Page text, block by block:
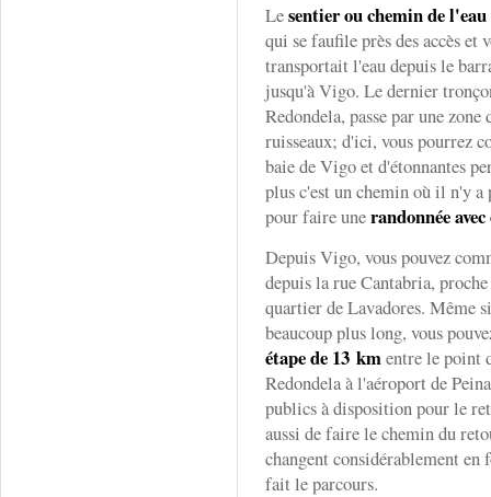
Lesentier ou chemin de l'eau
qui se faufile près des accès et
transportait l'eau depuis le
jusqu'à Vigo. Le dernier
Redondela, passe par une
ruisseaux; d'ici, vous pourrez
baie de Vigo et d'étonnantes
plus c'est un chemin où il n'y a
pour faire unerandonnée
Depuis Vigo, vous pouvez
depuis la rue Cantabria,
quartier de Lavadores. Même
beaucoup plus long, vous
étape de 13 kmentre le point
Redondela à l'aéroport de
publics à disposition pour le
aussi de faire le chemin du
changent considérablement en
fait le parcours.